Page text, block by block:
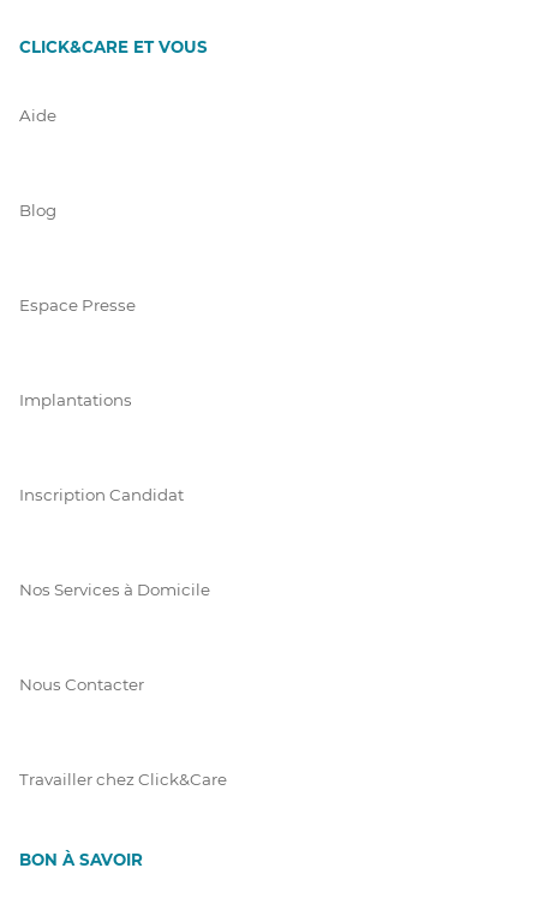
CLICK&CARE ET VOUS
Aide
Blog
Espace Presse
Implantations
Inscription Candidat
Nos Services à Domicile
Nous Contacter
Travailler chez Click&Care
BON À SAVOIR